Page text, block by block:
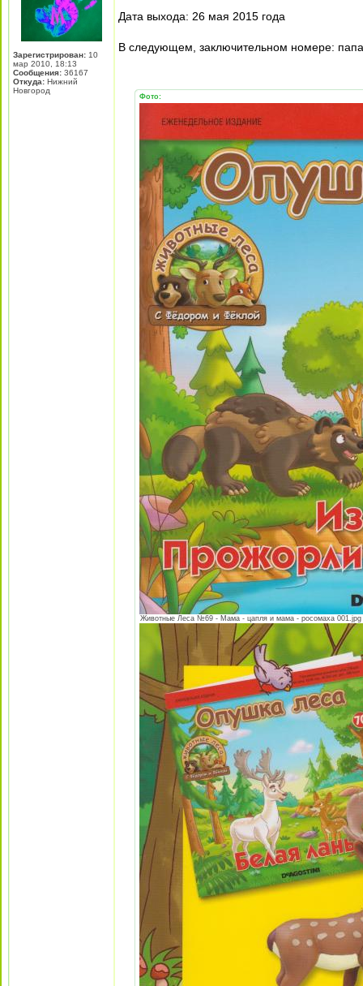
Зарегистрирован: 10
мар 2010, 18:13
Сообщения: 36167
Откуда: Нижний
Новгород
Дата выхода: 26 мая 2015 года
В следующем, заключительном номере:
Фото:
Животные Леса №69 - Мама - цапля и мама - росомаха 001.jpg